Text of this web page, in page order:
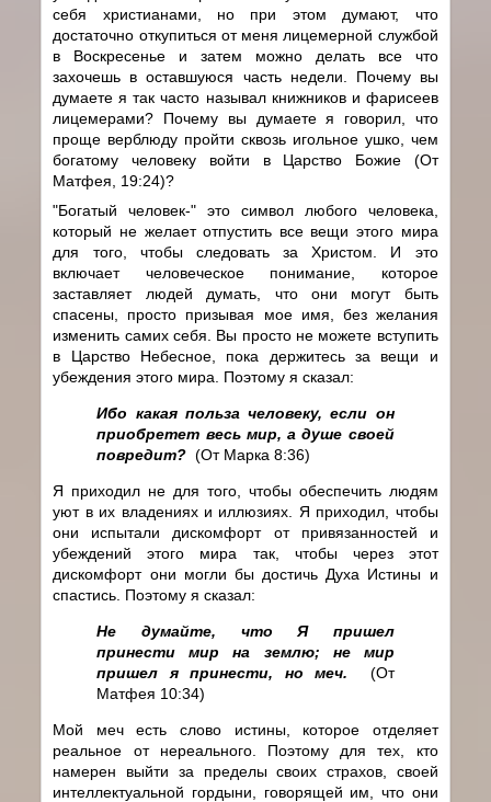
себя христианами, но при этом думают, что
достаточно откупиться от меня лицемерной службой
в Воскресенье и затем можно делать все что
захочешь в оставшуюся часть недели. Почему вы
думаете я так часто называл книжников и фарисеев
лицемерами? Почему вы думаете я говорил, что
проще верблюду пройти сквозь игольное ушко, чем
богатому человеку войти в Царство Божие (От
Матфея, 19:24)?
"Богатый человек-" это символ любого человека,
который не желает отпустить все вещи этого мира
для того, чтобы следовать за Христом. И это
включает человеческое понимание, которое
заставляет людей думать, что они могут быть
спасены, просто призывая мое имя, без желания
изменить самих себя. Вы просто не можете вступить
в Царство Небесное, пока держитесь за вещи и
убеждения этого мира. Поэтому я сказал:
Ибо какая польза человеку, если он
приобретет весь мир, а душе своей
повредит? (От Марка 8:36)
Я приходил не для того, чтобы обеспечить людям
уют в их владениях и иллюзиях. Я приходил, чтобы
они испытали дискомфорт от привязанностей и
убеждений этого мира так, чтобы через этот
дискомфорт они могли бы достичь Духа Истины и
спастись. Поэтому я сказал:
Не думайте, что Я пришел
принести мир на землю; не мир
пришел я принести, но меч.
(От
Матфея 10:34)
Мой меч есть слово истины, которое отделяет
реальное от нереального. Поэтому для тех, кто
намерен выйти за пределы своих страхов, своей
интеллектуальной гордыни, говорящей им, что они